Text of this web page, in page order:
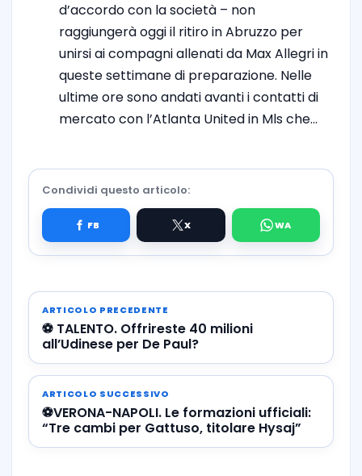
d’accordo con la società – non
raggiungerà oggi il ritiro in Abruzzo per
unirsi ai compagni allenati da Max Allegri in
queste settimane di preparazione. Nelle
ultime ore sono andati avanti i contatti di
mercato con l’Atlanta United in Mls che…
Condividi questo articolo:
ARTICOLO PRECEDENTE
⚽️ TALENTO. Offrireste 40 milioni
all’Udinese per De Paul?
ARTICOLO SUCCESSIVO
⚽️VERONA-NAPOLI. Le formazioni ufficiali:
“Tre cambi per Gattuso, titolare Hysaj”